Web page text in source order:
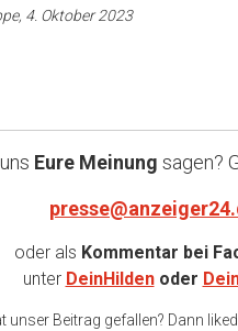
4. Oktober 2023
Eure Meinung sagen?
oder als Kommentar bei
unter DeinHildenoder
unser Beitrag gefallen? Dann